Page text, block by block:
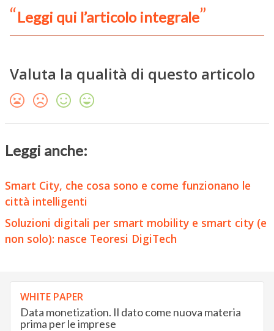
Leggi qui l’articolo integrale
Valuta la qualità di questo articolo
Leggi anche:
Smart City, che cosa sono e come funzionano le
città intelligenti
Soluzioni digitali per smart mobility e smart city (e
non solo): nasce Teoresi DigiTech
WHITE PAPER
Data monetization. Il dato come nuova materia
prima per le imprese